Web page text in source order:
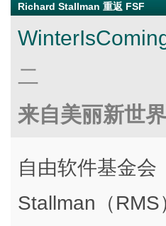
Richard Stallman 重返 FSF
二
来自美丽新世界
自由软件基金会
Stallman（